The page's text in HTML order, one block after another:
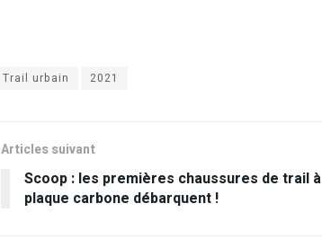
Trail urbain 2021
Articles suivant
Scoop : les premières chaussures de trail à
plaque carbone débarquent !